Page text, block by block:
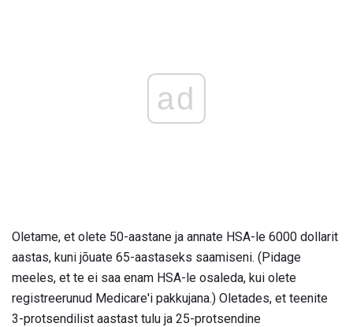
ad
Oletame, et olete 50-aastane ja annate HSA-le 6000 dollarit
aastas, kuni jõuate 65-aastaseks saamiseni. (Pidage
meeles, et te ei saa enam HSA-le osaleda, kui olete
registreerunud Medicare'i pakkujana.) Oletades, et teenite
3-protsendilist aastast tulu ja 25-protsendine